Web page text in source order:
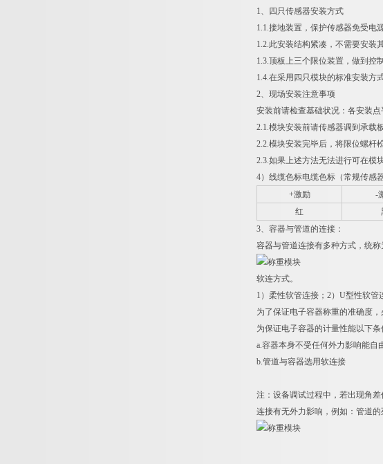
1、四只传感器安装方式
1.1.接地装置，保护传感器免受电
1.2.此安装结构紧凑，不需要安装
1.3.顶板上三个限位装置，做到控
1.4.在采用四只模块的标准安装方
2、现场安装注意事项
安装前请检查基础状况：各安装点
2.1.模块安装前请传感器调到承载
2.2.模块安装完毕后，将限位螺杆
2.3.如果上述方法无法进行可在模
4）线缆色标电缆色标（常规传感
+激励
-
红
3、容器与管道的连接：
容器与管道连接有多种方式，统
软连方式。
1）柔性软管连接；2）U型性软管
为了保证电子容器称重的准确度
为保证电子容器的计量性能以下条
a.容器本身不受任何外力影响能自
b.管道与容器选用软连接
注：设备调试过程中，若出现角
连接有无外力影响，例如：管道的